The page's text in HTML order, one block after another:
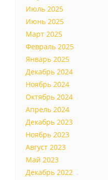
Июль 2025
Июнь 2025
Март 2025
Февраль 2025
Январь 2025
Декабрь 2024
Ноябрь 2024
Октябрь 2024
Апрель 2024
Декабрь 2023
Ноябрь 2023
Август 2023
Май 2023
Декабрь 2022